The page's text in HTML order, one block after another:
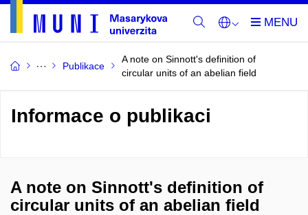
Publikace
A note on Sinnott's definition of
circular units of an abelian field
Informace o publikaci
A note on Sinnott's definition of
circular units of an abelian field